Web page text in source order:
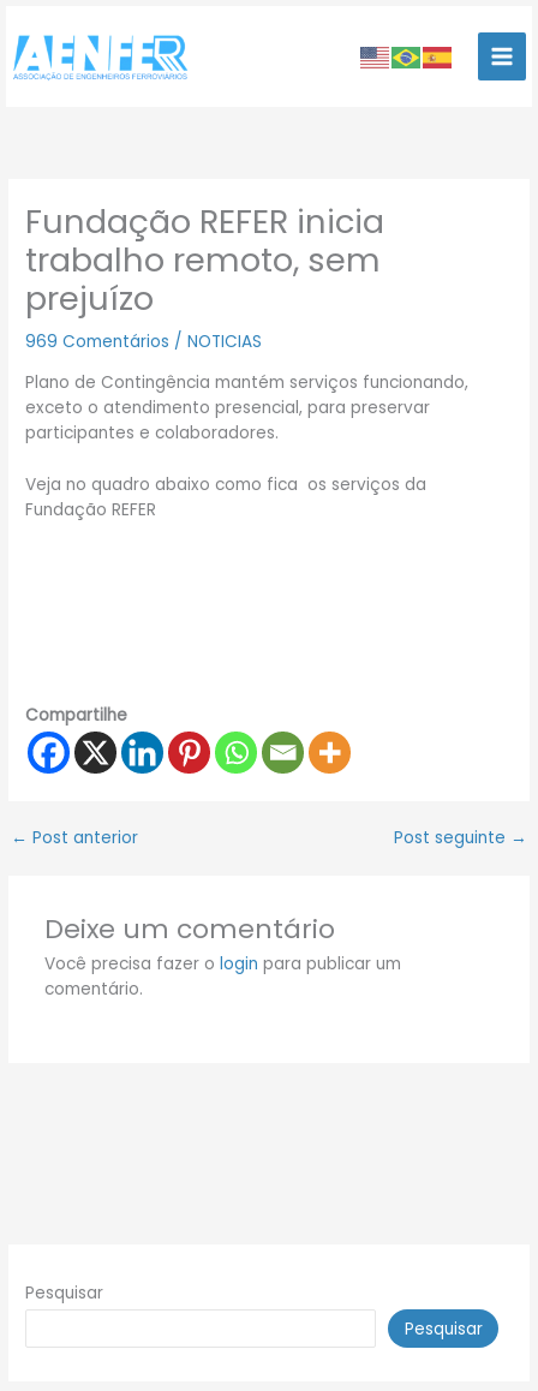
para
conteúdo
Fundação REFER inicia
trabalho remoto, sem
prejuízo
969 Comentários /NOTICIAS
Plano de Contingência mantém serviços funcionando,
exceto o atendimento presencial, para preservar
participantes e colaboradores.
Veja no quadro abaixo como fica os serviços da
Fundação REFER
Compartilhe
← Post anterior Post seguinte →
Deixe um comentário
Você precisa fazer o login para publicar um
comentário.
Pesquisar
Pesquisar